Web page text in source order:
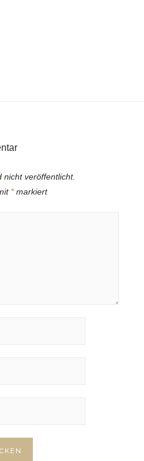
nicht veröffentlicht.
*markiert